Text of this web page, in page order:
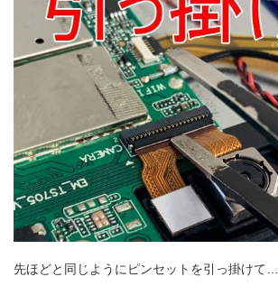
先ほどと同じようにピンセットを引っ掛けて…